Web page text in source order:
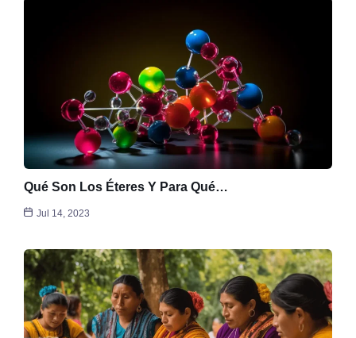
Qué Son Los Éteres Y Para Qué…
Jul 14, 2023